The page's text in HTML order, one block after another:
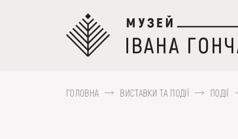
ГОЛОВНА ВИСТАВКИ ТА ПОДІЇ ПОДІЇ